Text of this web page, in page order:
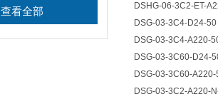
查看全部
DSHG-06-3C2-ET-
DSG-03-3C4-D24-50
DSG-03-3C4-A220-
DSG-03-3C60-D24-
DSG-03-3C60-A220-
DSG-03-3C2-A220-